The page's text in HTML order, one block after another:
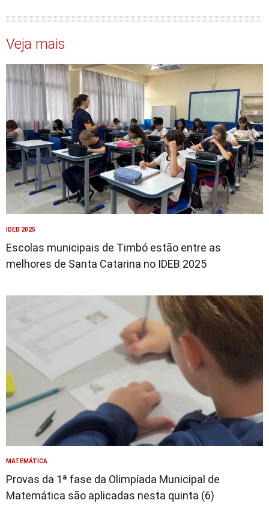
Veja mais
IDEB 2025
Escolas municipais de Timbó estão entre as
melhores de Santa Catarina no IDEB 2025
MATEMÁTICA
Provas da 1ª fase da Olimpíada Municipal de
Matemática são aplicadas nesta quinta (6)